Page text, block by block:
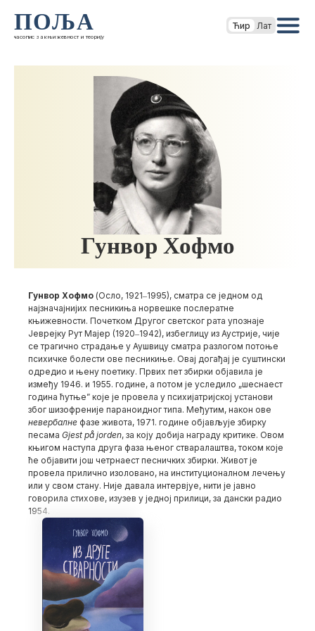
ПОЉА
часопис за књижевност и теорију
Ћир Лат
Гунвор Хофмо
Гунвор Хофмо (Осло, 1921‒1995), сматра се једном од
најзначајнијих песникиња норвешке послератне
књижевности. Почетком Другог светског рата упознаје
Јеврејку Рут Мајер (1920‒1942), избеглицу из Аустрије, чије
се трагично страдање у Аушвицу сматра разлогом потоње
психичке болести ове песникиње. Овај догађај је суштински
одредио и њену поетику. Првих пет збирки објавила је
између 1946. и 1955. године, а потом је уследило „шеснаест
година ћутње” које је провела у психијатријској установи
због шизофреније параноидног типа. Међутим, након ове
невербалне фазе живота, 1971. године објављује збирку
песама Gjest på jorden, за коју добија награду критике. Овом
књигом наступа друга фаза њеног стваралаштва, током које
ће објавити још четрнаест песничких збирки. Живот је
провела прилично изоловано, на институционалном лечењу
или у свом стану. Није давала интервјуе, нити је јавно
говорила стихове, изузев у једној прилици, за дански радио
1954.